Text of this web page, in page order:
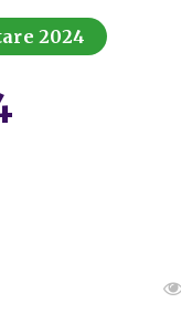
2024